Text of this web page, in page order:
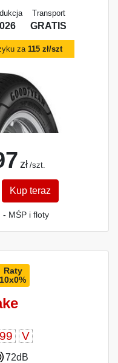
Transport
GRATIS
za 115 zł/szt
zł /szt.
Kup teraz
- MŚP i floty
Raty
10x0%
99 V
72dB